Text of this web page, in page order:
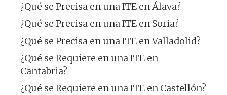
¿Qué se Precisa en una ITE en Álava?
¿Qué se Precisa en una ITE en Soria?
¿Qué se Precisa en una ITE en Valladolid?
¿Qué se Requiere en una ITE en
Cantabria?
¿Qué se Requiere en una ITE en Castellón?